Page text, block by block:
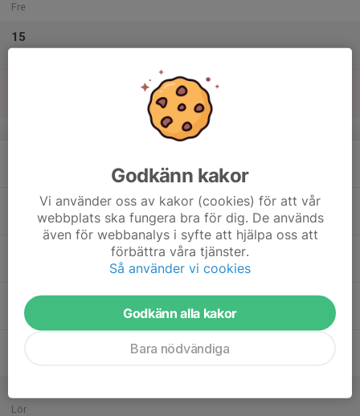
Fre
15
v.34
Tor
Lör
Godkänn kakor
Vi använder oss av kakor (cookies) för att vår
webbplats ska fungera bra för dig. De används
även för webbanalys i syfte att hjälpa oss att
förbättra våra tjänster.
Så använder vi cookies
Godkänn alla kakor
Bara nödvändiga